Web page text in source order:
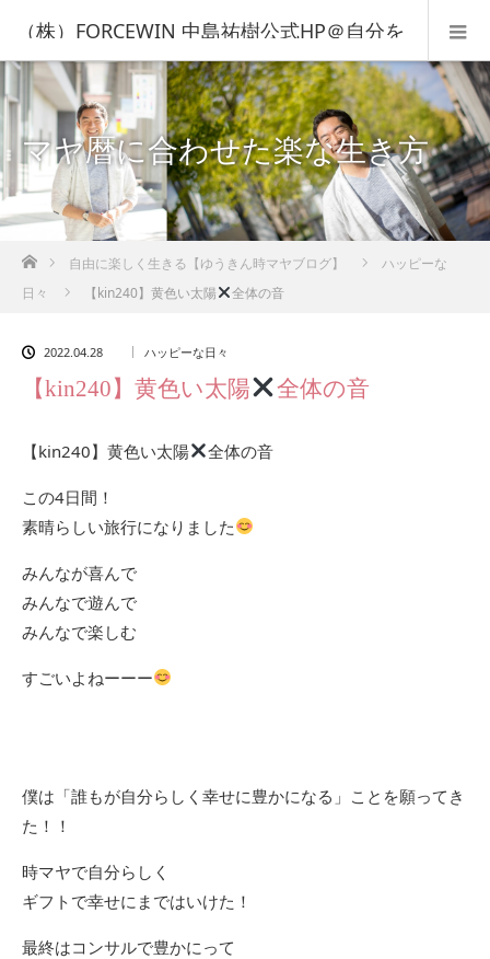
（株）FORCEWIN 中島祐樹公式HP＠自分を
知って人生を変える！
マヤ暦に合わせた楽な生き方
ホーム自由に楽しく生きる【ゆうきん時マヤブログ】
ハッピーな
日々
【kin240】黄色い太陽 全体の音
2022.04.28 ハッピーな日々
【kin240】黄色い太陽 全体の音
【kin240】黄色い太陽 全体の音
この4日間！
素晴らしい旅行になりました
みんなが喜んで
みんなで遊んで
みんなで楽しむ
すごいよねーーー
僕は「誰もが自分らしく幸せに豊かになる」ことを願ってき
た！！
時マヤで自分らしく
ギフトで幸せにまではいけた！
最終はコンサルで豊かにって